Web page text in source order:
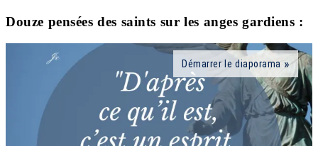
Douze pensées des saints sur les anges gardiens :
Démarrer le diaporama